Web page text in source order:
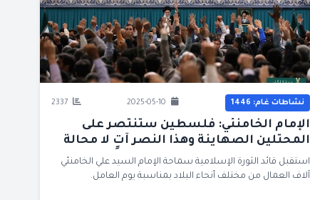
نشاطات غام: 1446
الإمام الخامنئي: فلسطين ستنتصر على
المحتلين الصهاينة وهذا النصر آتٍ لا محالة
استقبل قائد الثورة الإسلامية سماحة الإمام السيد علي الخامنئي
آلاف العمال من مختلف أنحاء البلاد بمناسبة يوم العامل.